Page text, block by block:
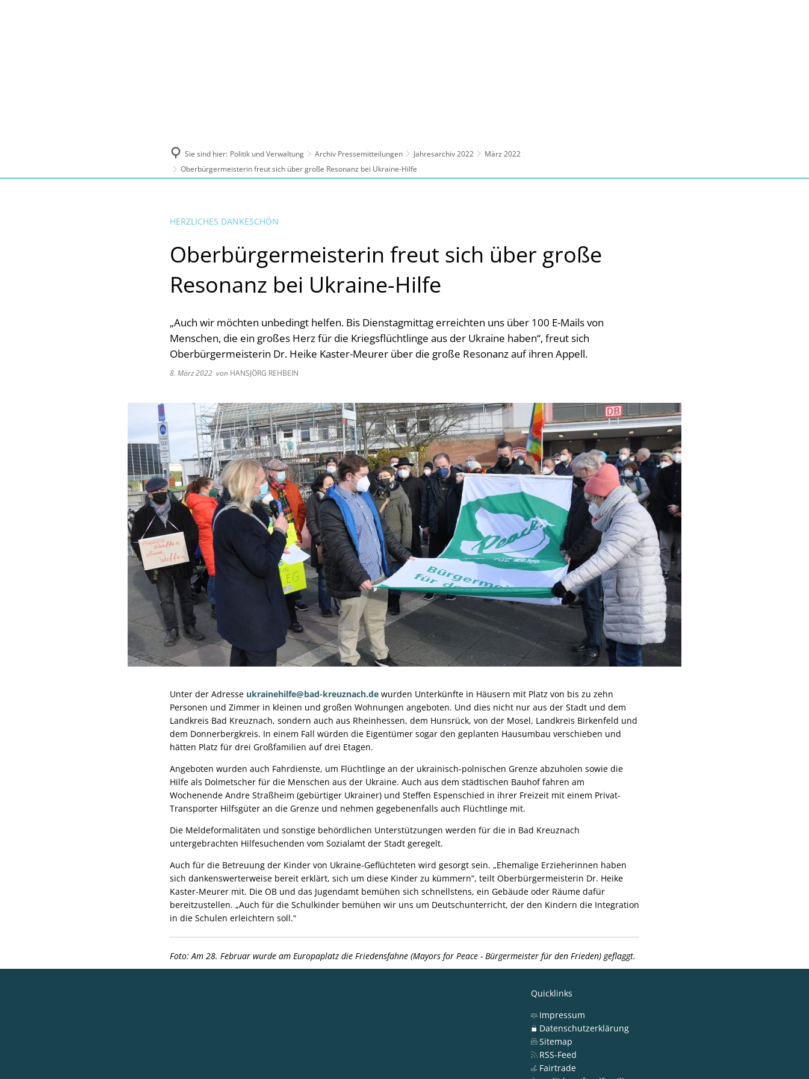
Sie sind hier: Politik und Verwaltung Archiv Pressemitteilungen Jahresarchiv 2022
März 2022
Oberbürgermeisterin freut sich über große Resonanz bei Ukraine-Hilfe
HERZLICHES DANKESCHÖN
Oberbürgermeisterin freut sich über große
Resonanz bei Ukraine-Hilfe
„Auch wir möchten unbedingt helfen. Bis Dienstagmittag erreichten uns über 100 E-Mails von
Menschen, die ein großes Herz für die Kriegsflüchtlinge aus der Ukraine haben“, freut sich
Oberbürgermeisterin Dr. Heike Kaster-Meurer über die große Resonanz auf ihren Appell.
8. März 2022 von HANSJÖRG REHBEIN
Unter der Adresse ukrainehilfe@bad-kreuznach.de wurden Unterkünfte in Häusern mit Platz von bis zu zehn
Personen und Zimmer in kleinen und großen Wohnungen angeboten. Und dies nicht nur aus der Stadt und dem
Landkreis Bad Kreuznach, sondern auch aus Rheinhessen, dem Hunsrück, von der Mosel, Landkreis Birkenfeld und
dem Donnerbergkreis. In einem Fall würden die Eigentümer sogar den geplanten Hausumbau verschieben und
hätten Platz für drei Großfamilien auf drei Etagen.
Angeboten wurden auch Fahrdienste, um Flüchtlinge an der ukrainisch-polnischen Grenze abzuholen sowie die
Hilfe als Dolmetscher für die Menschen aus der Ukraine. Auch aus dem städtischen Bauhof fahren am
Wochenende Andre Straßheim (gebürtiger Ukrainer) und Steffen Espenschied in ihrer Freizeit mit einem Privat-
Transporter Hilfsgüter an die Grenze und nehmen gegebenenfalls auch Flüchtlinge mit.
Die Meldeformalitäten und sonstige behördlichen Unterstützungen werden für die in Bad Kreuznach
untergebrachten Hilfesuchenden vom Sozialamt der Stadt geregelt.
Auch für die Betreuung der Kinder von Ukraine-Geflüchteten wird gesorgt sein. „Ehemalige Erzieherinnen haben
sich dankenswerterweise bereit erklärt, sich um diese Kinder zu kümmern“, teilt Oberbürgermeisterin Dr. Heike
Kaster-Meurer mit. Die OB und das Jugendamt bemühen sich schnellstens, ein Gebäude oder Räume dafür
bereitzustellen. „Auch für die Schulkinder bemühen wir uns um Deutschunterricht, der den Kindern die Integration
in die Schulen erleichtern soll.“
Foto: Am 28. Februar wurde am Europaplatz die Friedensfahne (Mayors for Peace - Bürgermeister für den Frieden) geflaggt.
Quicklinks
Impressum
Datenschutzerklärung
Sitemap
RSS-Feed
Fairtrade